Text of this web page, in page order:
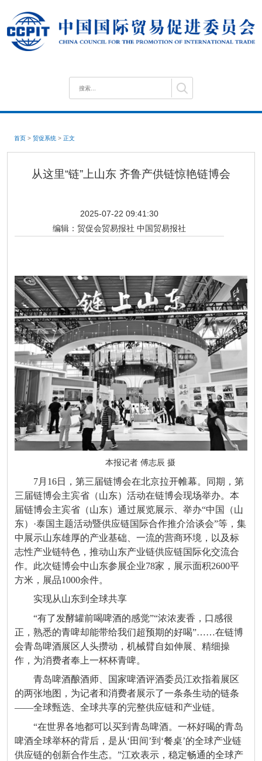
首页 > 贸促系统 > 正文
从这里“链”上山东 齐鲁产供链惊艳链博会
2025-07-22 09:41:30
编辑： 贸促会贸易报社 中国贸易报社
本报记者 傅志辰 摄
7月16日，第三届链博会在北京拉开帷幕。同期，第
三届链博会主宾省（山东）活动在链博会现场举办。本
届链博会主宾省（山东）通过展览展示、举办“中国（山
东）·泰国主题活动暨供应链国际合作推介洽谈会”等，集
中展示山东雄厚的产业基础、一流的营商环境，以及标
志性产业链特色，推动山东产业链供应链国际化交流合
作。此次链博会中山东参展企业78家，展示面积2600平
方米，展品1000余件。
实现从山东到全球共享
“有了发酵罐前喝啤酒的感觉”“浓浓麦香，口感很
正，熟悉的青啤却能带给我们超预期的好喝”……在链博
会青岛啤酒展区人头攒动，机械臂自如伸展、精细操
作，为消费者奉上一杯杯青啤。
青岛啤酒酿酒师、国家啤酒评酒委员江欢指着展区
的两张地图，为记者和消费者展示了一条条生动的链条
——全球甄选、全球共享的完整供应链和产业链。
“在世界各地都可以买到青岛啤酒。一杯好喝的青岛
啤酒全球举杯的背后，是从‘田间’到‘餐桌’的全球产业链
供应链的创新合作生态。”江欢表示，稳定畅通的全球产